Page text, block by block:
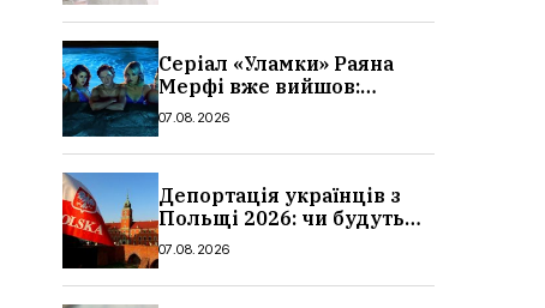
Серіал «Уламки» Раяна
Мерфі вже вийшов:
сюжет, актори та всі
07.08.2026
Депортація українців з
Польщі 2026: чи будуть
висилати українських
07.08.2026